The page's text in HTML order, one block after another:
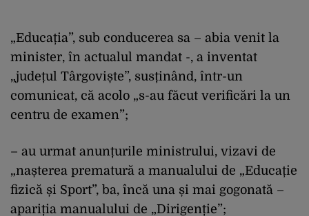
„Educația”, sub conducerea sa – abia venit la
minister, în actualul mandat -, a inventat
„județul Târgoviște”, susținând, într-un
comunicat, că acolo „s-au făcut verificări la un
centru de examen”;
– au urmat anunțurile ministrului, vizavi de
„nașterea prematură a manualului de „Educație
fizică și Sport”, ba, încă una și mai gogonată –
apariția manualului de „Dirigenție”;